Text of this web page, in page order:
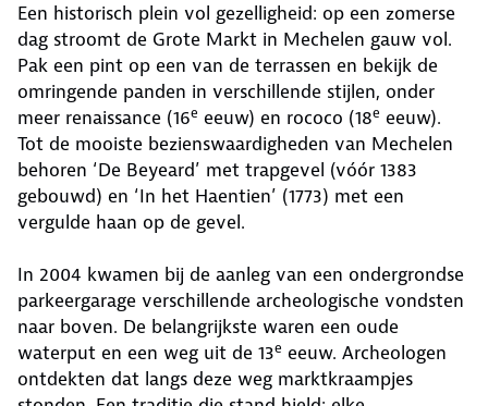
Een historisch plein vol gezelligheid: op een zomerse
dag stroomt de Grote Markt in Mechelen gauw vol.
Pak een pint op een van de terrassen en bekijk de
omringende panden in verschillende stijlen, onder
meer renaissance (16e eeuw) en rococo (18e eeuw).
Tot de mooiste bezienswaardigheden van Mechelen
behoren ‘De Beyeard’ met trapgevel (vóór 1383
gebouwd) en ‘In het Haentien’ (1773) met een
vergulde haan op de gevel.
In 2004 kwamen bij de aanleg van een ondergrondse
parkeergarage verschillende archeologische vondsten
naar boven. De belangrijkste waren een oude
waterput en een weg uit de 13e eeuw. Archeologen
ontdekten dat langs deze weg marktkraampjes